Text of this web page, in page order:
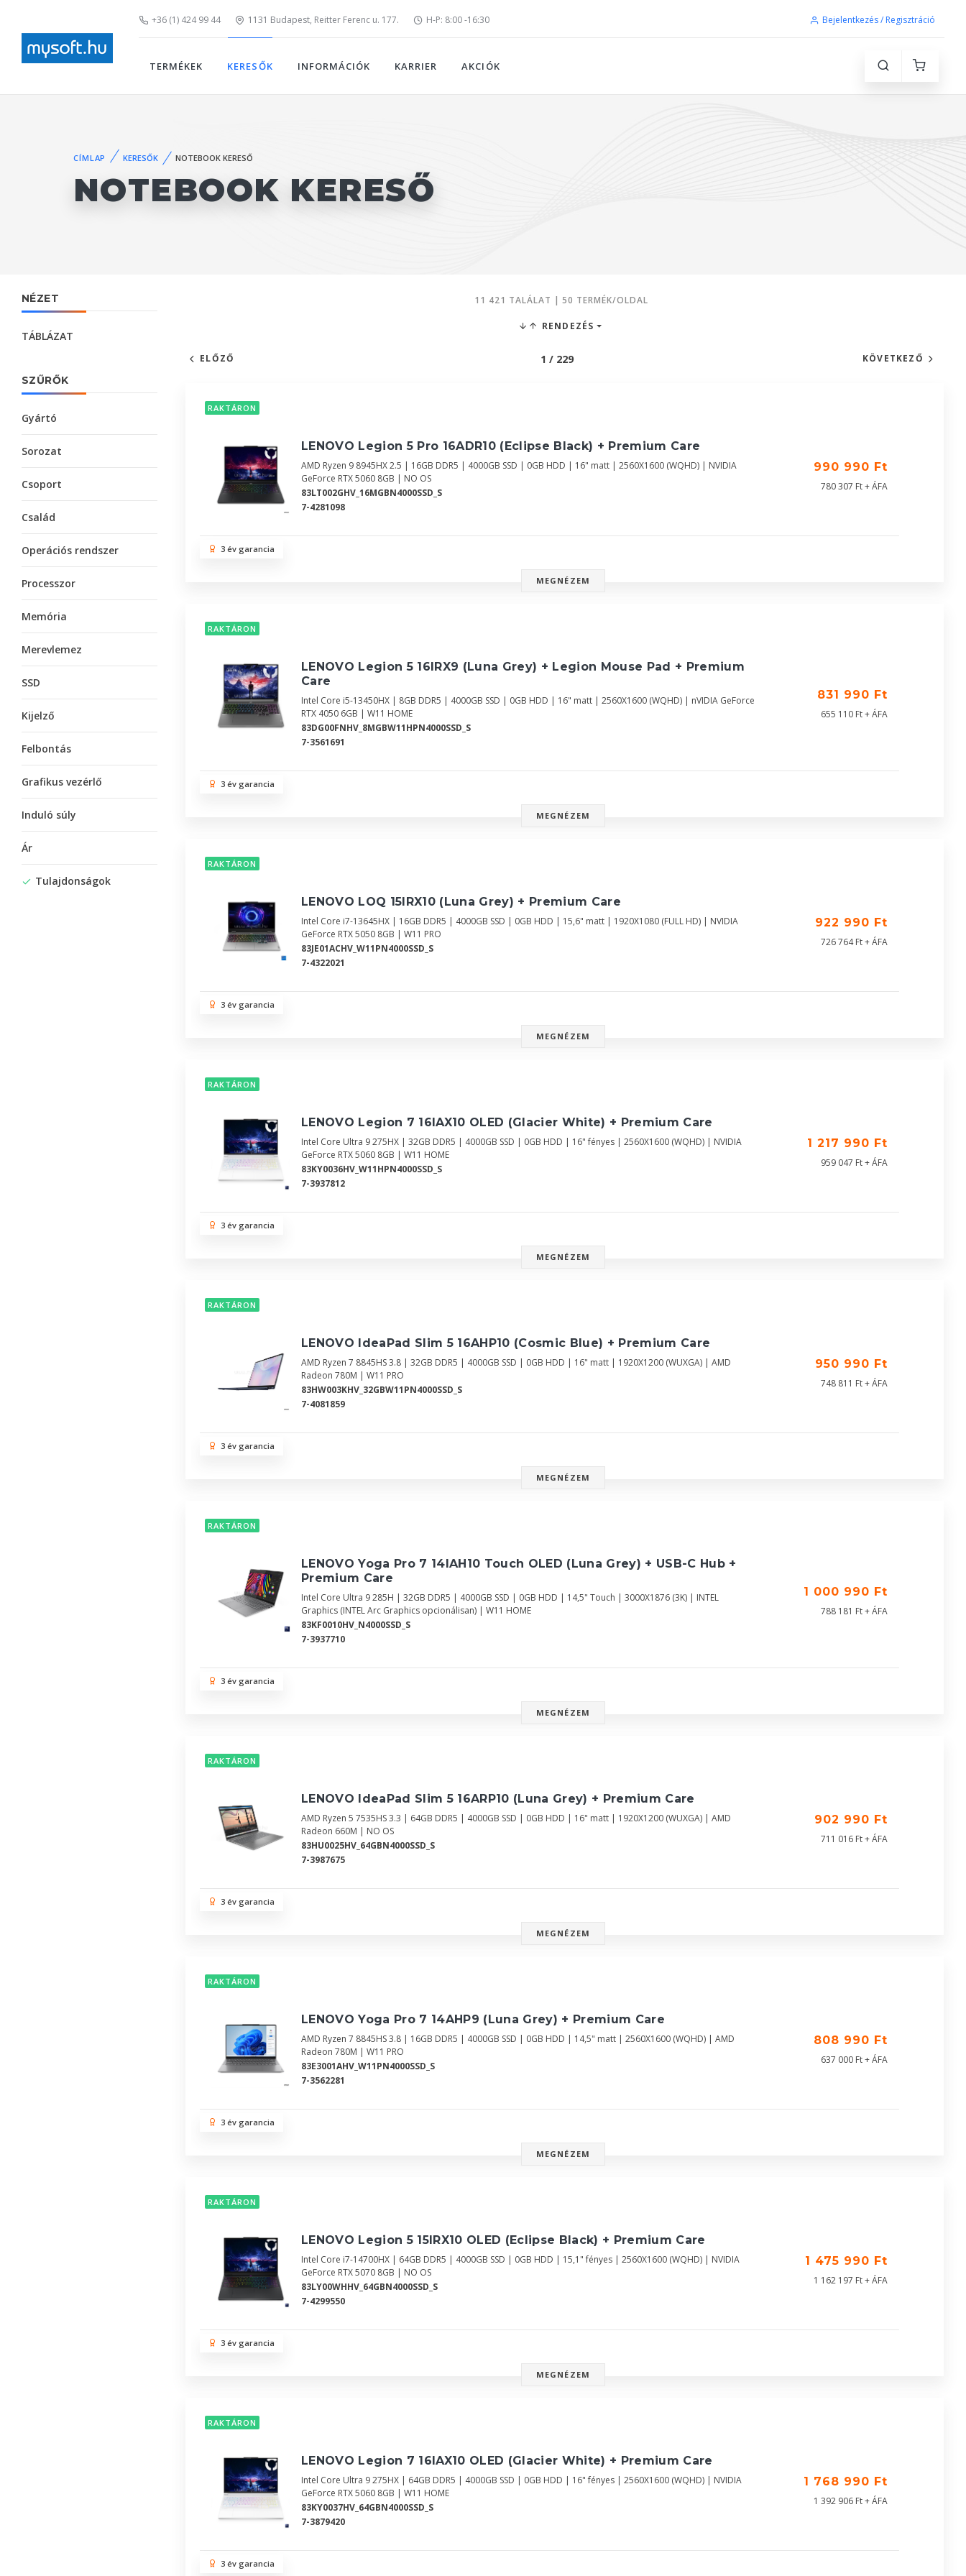
+36 (1) 424 99 44 1131 Budapest, Reitter Ferenc u. 177. H-P: 8:00 -16:30 Bejelentkezés / Regisztráció
TERMÉKEK KERESŐK INFORMÁCIÓK KARRIER AKCIÓK
CÍMLAP KERESŐK NOTEBOOK KERESŐ
NOTEBOOK KERESŐ
NÉZET
TÁBLÁZAT
SZŰRŐK
Gyártó
Sorozat
Csoport
Család
Operációs rendszer
Processzor
Memória
Merevlemez
SSD
Kijelző
Felbontás
Grafikus vezérlő
Induló súly
Ár
Tulajdonságok
11 421 TALÁLAT | 50 TERMÉK/OLDAL
RENDEZÉS
ELŐZŐ 1 / 229 KÖVETKEZŐ
RAKTÁRON
LENOVO Legion 5 Pro 16ADR10 (Eclipse Black) + Premium Care
AMD Ryzen 9 8945HX 2.5 | 16GB DDR5 | 4000GB SSD | 0GB HDD | 16" matt | 2560X1600 (WQHD) | NVIDIA
GeForce RTX 5060 8GB | NO OS
83LT002GHV_16MGBN4000SSD_S
7-4281098
990 990 Ft
780 307 Ft + ÁFA
3 év garancia
MEGNÉZEM
RAKTÁRON
LENOVO Legion 5 16IRX9 (Luna Grey) + Legion Mouse Pad + Premium
Care
Intel Core i5-13450HX | 8GB DDR5 | 4000GB SSD | 0GB HDD | 16" matt | 2560X1600 (WQHD) | nVIDIA GeForce
RTX 4050 6GB | W11 HOME
83DG00FNHV_8MGBW11HPN4000SSD_S
7-3561691
831 990 Ft
655 110 Ft + ÁFA
3 év garancia
MEGNÉZEM
RAKTÁRON
LENOVO LOQ 15IRX10 (Luna Grey) + Premium Care
Intel Core i7-13645HX | 16GB DDR5 | 4000GB SSD | 0GB HDD | 15,6" matt | 1920X1080 (FULL HD) | NVIDIA
GeForce RTX 5050 8GB | W11 PRO
83JE01ACHV_W11PN4000SSD_S
7-4322021
922 990 Ft
726 764 Ft + ÁFA
3 év garancia
MEGNÉZEM
RAKTÁRON
LENOVO Legion 7 16IAX10 OLED (Glacier White) + Premium Care
Intel Core Ultra 9 275HX | 32GB DDR5 | 4000GB SSD | 0GB HDD | 16" fényes | 2560X1600 (WQHD) | NVIDIA
GeForce RTX 5060 8GB | W11 HOME
83KY0036HV_W11HPN4000SSD_S
7-3937812
1 217 990 Ft
959 047 Ft + ÁFA
3 év garancia
MEGNÉZEM
RAKTÁRON
LENOVO IdeaPad Slim 5 16AHP10 (Cosmic Blue) + Premium Care
AMD Ryzen 7 8845HS 3.8 | 32GB DDR5 | 4000GB SSD | 0GB HDD | 16" matt | 1920X1200 (WUXGA) | AMD
Radeon 780M | W11 PRO
83HW003KHV_32GBW11PN4000SSD_S
7-4081859
950 990 Ft
748 811 Ft + ÁFA
3 év garancia
MEGNÉZEM
RAKTÁRON
LENOVO Yoga Pro 7 14IAH10 Touch OLED (Luna Grey) + USB-C Hub +
Premium Care
Intel Core Ultra 9 285H | 32GB DDR5 | 4000GB SSD | 0GB HDD | 14,5" Touch | 3000X1876 (3K) | INTEL
Graphics (INTEL Arc Graphics opcionálisan) | W11 HOME
83KF0010HV_N4000SSD_S
7-3937710
1 000 990 Ft
788 181 Ft + ÁFA
3 év garancia
MEGNÉZEM
RAKTÁRON
LENOVO IdeaPad Slim 5 16ARP10 (Luna Grey) + Premium Care
AMD Ryzen 5 7535HS 3.3 | 64GB DDR5 | 4000GB SSD | 0GB HDD | 16" matt | 1920X1200 (WUXGA) | AMD
Radeon 660M | NO OS
83HU0025HV_64GBN4000SSD_S
7-3987675
902 990 Ft
711 016 Ft + ÁFA
3 év garancia
MEGNÉZEM
RAKTÁRON
LENOVO Yoga Pro 7 14AHP9 (Luna Grey) + Premium Care
AMD Ryzen 7 8845HS 3.8 | 16GB DDR5 | 4000GB SSD | 0GB HDD | 14,5" matt | 2560X1600 (WQHD) | AMD
Radeon 780M | W11 PRO
83E3001AHV_W11PN4000SSD_S
7-3562281
808 990 Ft
637 000 Ft + ÁFA
3 év garancia
MEGNÉZEM
RAKTÁRON
LENOVO Legion 5 15IRX10 OLED (Eclipse Black) + Premium Care
Intel Core i7-14700HX | 64GB DDR5 | 4000GB SSD | 0GB HDD | 15,1" fényes | 2560X1600 (WQHD) | NVIDIA
GeForce RTX 5070 8GB | NO OS
83LY00WHHV_64GBN4000SSD_S
7-4299550
1 475 990 Ft
1 162 197 Ft + ÁFA
3 év garancia
MEGNÉZEM
RAKTÁRON
LENOVO Legion 7 16IAX10 OLED (Glacier White) + Premium Care
Intel Core Ultra 9 275HX | 64GB DDR5 | 4000GB SSD | 0GB HDD | 16" fényes | 2560X1600 (WQHD) | NVIDIA
GeForce RTX 5060 8GB | W11 HOME
83KY0037HV_64GBN4000SSD_S
7-3879420
1 768 990 Ft
1 392 906 Ft + ÁFA
3 év garancia